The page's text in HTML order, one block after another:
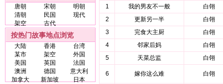
唐朝 宋朝
明朝
清朝
民国
现代
架空
古代
按热门故事地点浏览
大陆 香港
台湾
某市
架空
外国
美国
英国
法国
澳洲
德国
意大利
加拿大
新加坡
日本
1
我的男友不一般
白翎
2
更新另一半
白翎
3
完食大主厨
白翎
4
邻家后妈
白翎
5
天菜总监 白翎
6 嫁你这么难 白翎